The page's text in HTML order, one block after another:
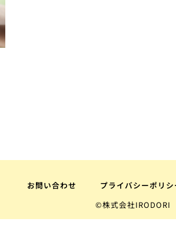
お問い合わせ プライバシーポリシ
©株式会社IRODORI